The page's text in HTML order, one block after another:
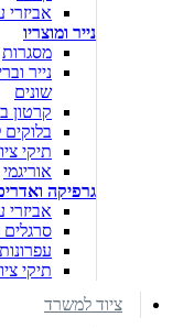
אביזרי
נייר ומוצריו
מסגרות
נייר
שונים
קרטון
בלוקים
תיקי
אוריגמי
גרפיקה
אביזרי
תיקי
ציוד למשרד